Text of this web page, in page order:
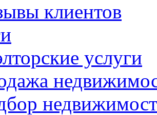
клиентов
услуги